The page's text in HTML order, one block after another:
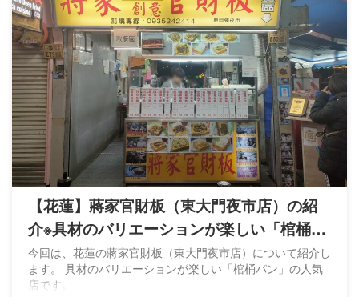
【花蓮】蔣家官財板（東大門夜市店）の紹
介※具材のバリエーションが楽しい「棺桶パ
ン」
今回は、花蓮の蔣家官財板（東大門夜市店）について紹介し
ます。 具材のバリエーションが楽しい「棺桶パン」の人気
店です。